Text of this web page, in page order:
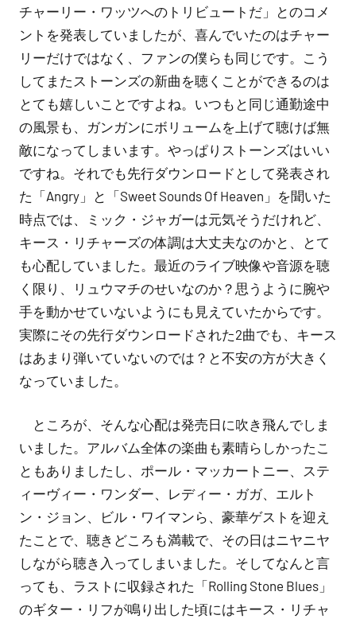
チャーリー・ワッツへのトリビュートだ」とのコメ
ントを発表していましたが、喜んでいたのはチャー
リーだけではなく、ファンの僕らも同じです。こう
してまたストーンズの新曲を聴くことができるのは
とても嬉しいことですよね。いつもと同じ通勤途中
の風景も、ガンガンにボリュームを上げて聴けば無
敵になってしまいます。やっぱりストーンズはいい
ですね。それでも先行ダウンロードとして発表され
た「Angry」と「Sweet Sounds Of Heaven」を聞いた
時点では、ミック・ジャガーは元気そうだけれど、
キース・リチャーズの体調は大丈夫なのかと、とて
も心配していました。最近のライブ映像や音源を聴
く限り、リュウマチのせいなのか？思うように腕や
手を動かせていないようにも見えていたからです。
実際にその先行ダウンロードされた2曲でも、キース
はあまり弾いていないのでは？と不安の方が大きく
なっていました。
ところが、そんな心配は発売日に吹き飛んでしま
いました。アルバム全体の楽曲も素晴らしかったこ
ともありましたし、ポール・マッカートニー、ステ
ィーヴィー・ワンダー、レディー・ガガ、エルト
ン・ジョン、ビル・ワイマンら、豪華ゲストを迎え
たことで、聴きどころも満載で、その日はニヤニヤ
しながら聴き入ってしまいました。そしてなんと言
っても、ラストに収録された「Rolling Stone Blues」
のギター・リフが鳴り出した頃にはキース・リチャ